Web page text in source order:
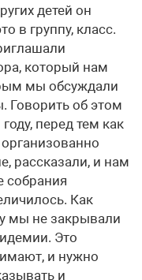
детей он
в группу, класс.
который нам
мы обсуждали
Говорить об этом
перед тем как
рассказали, и нам
собрания
Как
мы не закрывали
Это
и нужно
и